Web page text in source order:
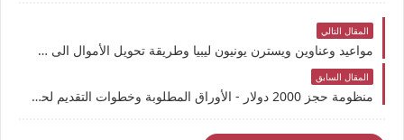
المقال التالي
مواعيد وعناوين ويسترن يونيون ليبيا وطريقة تحويل الأموال الى شركة الصرافة طرابلس المطلوب من المرسل والمستلم فى بنغازي ، درنة ، المرج ـ طرابلس ، سبها ، الجفرة ، الواحات ، غريان ، المرقب ، مصراتة ، الزاوية ، وادي الحياة ، وادي الشاطئ ، غات ، النقاط الخمس ، الجبل الاخضر ، البطنان
المقال السابق
منظومة حجز 2000 دولار - الأوراق المطلوبة وخطوات التقديم لحجز الأغراض الشخصية من مصرف ليبيا المركزي (Visa/Mastercard)